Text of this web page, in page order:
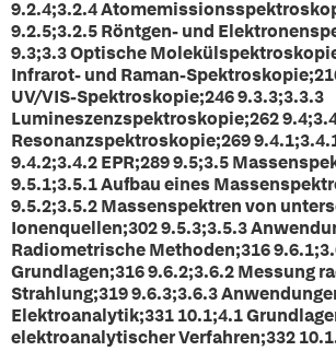
9.2.4;3.2.4
9.2.5;3.2.5 Röntgen- und
9.3;3.3 Optische
Infrarot- und Raman-
UV/VIS-Spektroskopie;246 9.3.3;3.3.3
Lumineszenzspektroskopie;262
Resonanzspektroskopie;269
9.4.2;3.4.2 EPR;289 9.5;3.5
9.5.1;3.5.1 Aufbau eines
9.5.2;3.5.2 Massenspektren von
Ionenquellen;302 9.5.3;3.5.3
Radiometrische Methoden;316
Grundlagen;316 9.6.2;3.6.2 Messung
Strahlung;319 9.6.3;3.6.3
Elektroanalytik;331 10.1;4.1
elektroanalytischer Verfahren;332